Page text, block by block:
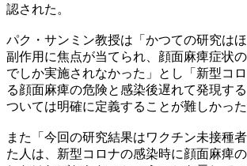
認された。
パク・サンミン教授は「かつての研究は
副作用に焦点が当てられ、顔面麻痺症状
でしか実施されなかった」とし「新型コ
る顔面麻痺の危険と感染後遅れて発現す
ついては明確に定義することが難しかった
また「今回の研究結果はワクチン未接種
た人は、新型コロナの感染時に顔面麻痺